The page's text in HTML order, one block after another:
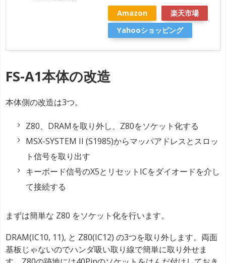
Amazon
楽天市場
Yahooショッピング
FS-A1本体の改造
本体側の改造は3つ。
Z80、DRAMを取り外し、Z80をソケット化する
MSX-SYSTEM II (S1985)からマッパアドレスとスロッ
ト信号を取り出す
キーボード信号のX5とリセットICをダイオードを介し
て接続する
まずは簡単な Z80 をソケット化を行います。
DRAM(IC10, 11), と Z80(IC12) の3つを取り外します。両面
基板じゃないのでハンダ吸い取り線で簡単に取り外せま